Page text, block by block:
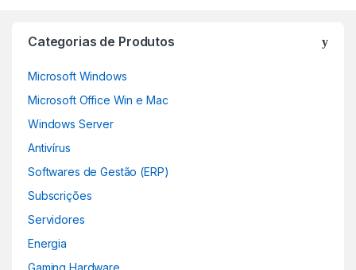
Categorias de Produtos
Microsoft Windows
Microsoft Office Win e Mac
Windows Server
Antivírus
Softwares de Gestão (ERP)
Subscrições
Servidores
Energia
Gaming Hardware